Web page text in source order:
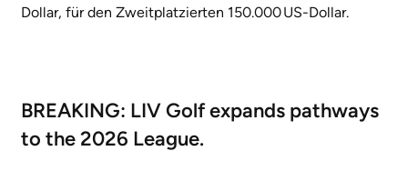
Dollar, für den Zweitplatzierten 150.000 US-Dollar.
BREAKING: LIV Golf expands pathways
to the 2026 League.